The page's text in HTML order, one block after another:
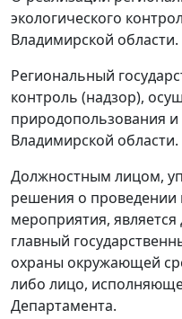
экологического
Владимирской области.
Региональный
контроль (надзор),
природопользования
Владимирской области.
Должностным лицом,
решения о проведении
мероприятия,
главный
охраны окружающей
либо лицо,
Департамента.